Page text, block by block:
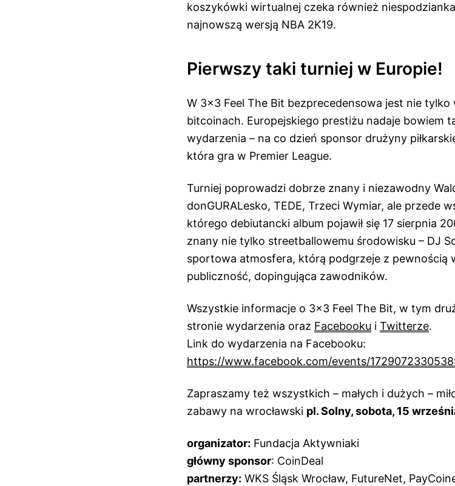
koszykówki wirtualnej czeka również
najnowszą wersją NBA 2K19.
Pierwszy taki turniej w Europie!
W 3×3 Feel The Bit bezprecedensowa jest nie
bitcoinach. Europejskiego prestiżu nadaje bowiem
wydarzenia – na co dzień sponsor drużyny
która gra w Premier League.
Turniej poprowadzi dobrze znany i niezawodny
donGURALesko, TEDE, Trzeci Wymiar, ale przede
którego debiutancki album pojawił się 17 sierpnia
znany nie tylko streetballowemu środowisku – DJ
sportowa atmosfera, którą podgrzeje z pewnością
publiczność, dopingująca zawodników.
Wszystkie informacje o 3×3 Feel The Bit, w tym
stronie wydarzenia oraz Facebooku i Twitterze.
Link do wydarzenia na Facebooku:
https://www.facebook.com/events/
Zapraszamy też wszystkich – małych i dużych –
zabawy na wrocławski pl. Solny, sobota, 15
organizator: Fundacja Aktywniaki
główny sponsor: CoinDeal
partnerzy: WKS Śląsk Wrocław, FutureNet,